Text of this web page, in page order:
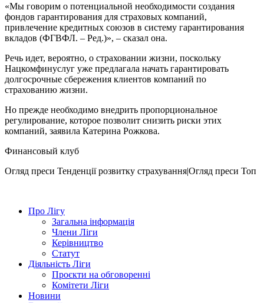
«Мы говорим о потенциальной необходимости создания
фондов гарантирования для страховых компаний,
привлечение кредитных союзов в систему гарантирования
вкладов (ФГВФЛ. – Ред.)», – сказал она.
Речь идет, вероятно, о страховании жизни, поскольку
Нацкомфинуслуг уже предлагала начать гарантировать
долгосрочные сбережения клиентов компаний по
страхованию жизни.
Но прежде необходимо внедрить пропорциональное
регулирование, которое позволит снизить риски этих
компаний, заявила Катерина Рожкова.
Финансовый клуб
Огляд преси Тенденції розвитку страхування|Огляд преси Топ
Про Лігу
Загальна інформація
Члени Ліги
Керівництво
Статут
Діяльність Ліги
Проєкти на обговоренні
Комітети Ліги
Новини